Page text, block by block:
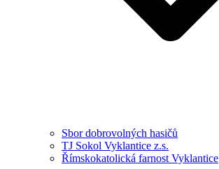
Sbor dobrovolných hasičů
TJ Sokol Vyklantice z.s.
Římskokatolická farnost Vyklantice